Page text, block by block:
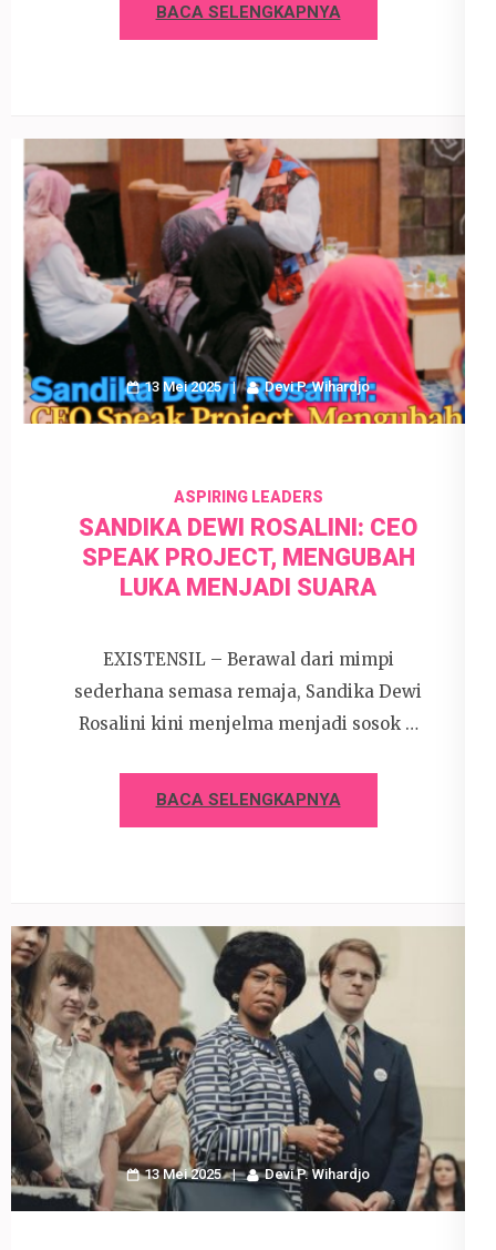
BACA SELENGKAPNYA
13 Mei 2025 Devi P. Wihardjo
ASPIRING LEADERS
SANDIKA DEWI ROSALINI: CEO
SPEAK PROJECT, MENGUBAH
LUKA MENJADI SUARA
EXISTENSIL – Berawal dari mimpi
sederhana semasa remaja, Sandika Dewi
Rosalini kini menjelma menjadi sosok …
BACA SELENGKAPNYA
13 Mei 2025 Devi P. Wihardjo